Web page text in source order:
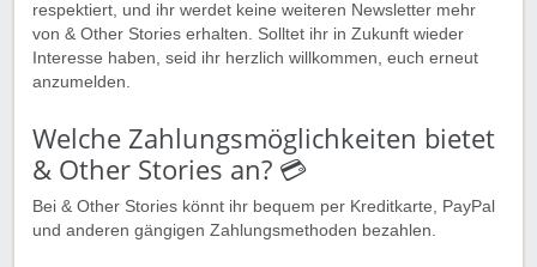
respektiert, und ihr werdet keine weiteren Newsletter mehr
von & Other Stories erhalten. Solltet ihr in Zukunft wieder
Interesse haben, seid ihr herzlich willkommen, euch erneut
anzumelden.
Welche Zahlungsmöglichkeiten bietet
& Other Stories an? 💳
Bei & Other Stories könnt ihr bequem per Kreditkarte, PayPal
und anderen gängigen Zahlungsmethoden bezahlen.